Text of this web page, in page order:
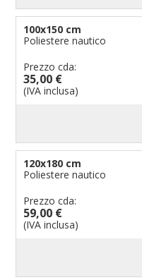
100x150 cm
Poliestere nautico
Prezzo cda:
35,00 €
(IVA inclusa)
120x180 cm
Poliestere nautico
Prezzo cda:
59,00 €
(IVA inclusa)